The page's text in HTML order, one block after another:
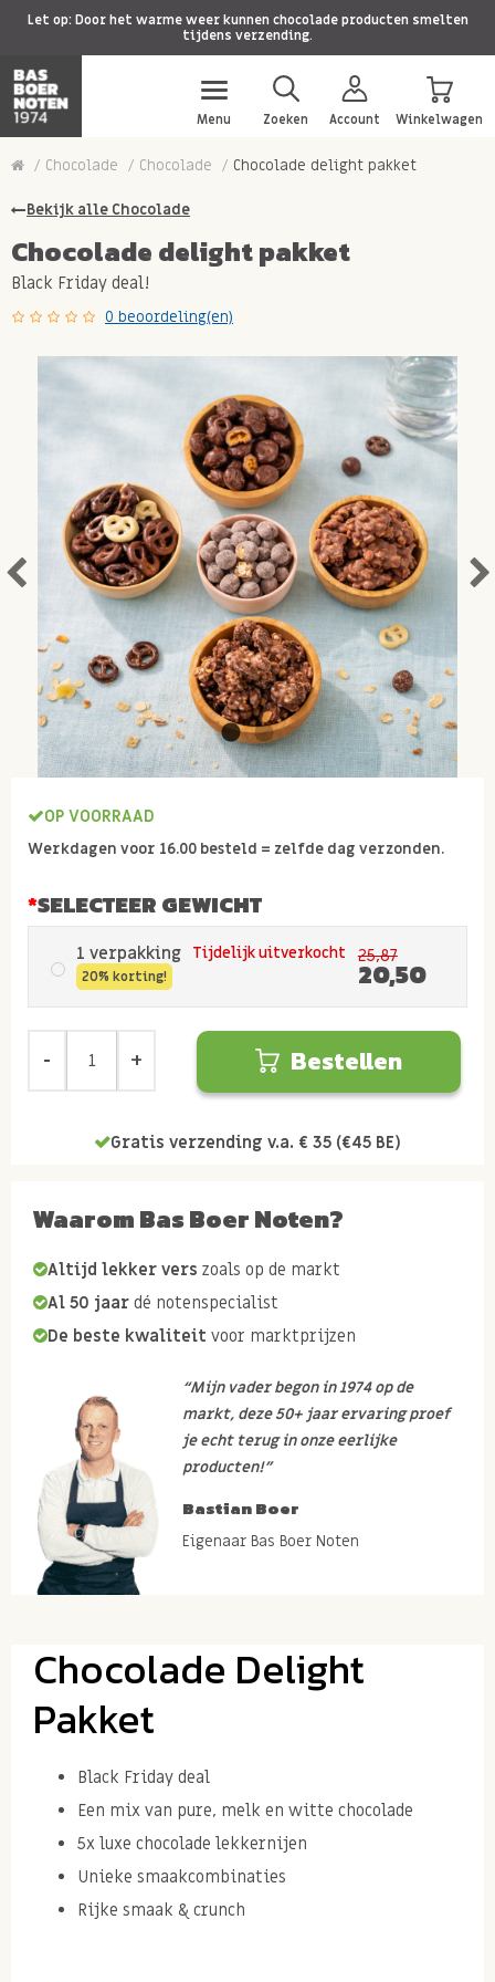
Let op: Door het warme weer kunnen chocolade producten smelten
tijdens verzending.
Menu Zoeken Account Winkelwagen
Chocolade Chocolade Chocolade delight pakket
Bekijk alle Chocolade
Chocolade delight pakket
Black Friday deal!
0 beoordeling(en)
OP VOORRAAD
Werkdagen voor 16.00 besteld = zelfde dag verzonden.
SELECTEER GEWICHT
1 verpakking Tijdelijk uitverkocht
20% korting!
25,87
20,50
Bestellen
Gratis verzending v.a. € 35 (€45 BE)
Waarom Bas Boer Noten?
Altijd lekker vers zoals op de markt
Al 50 jaar dé notenspecialist
De beste kwaliteit voor marktprijzen
“Mijn vader begon in 1974 op de
markt, deze 50+ jaar ervaring proef
je echt terug in onze eerlijke
producten!”
Bastian Boer
Eigenaar Bas Boer Noten
Chocolade Delight
Pakket
Black Friday deal
Een mix van pure, melk en witte chocolade
5x luxe chocolade lekkernijen
Unieke smaakcombinaties
Rijke smaak & crunch